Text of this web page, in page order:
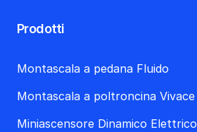
Prodotti
Montascala a pedana Fluido
Montascala a poltroncina Vivace
Miniascensore Dinamico Elettrico